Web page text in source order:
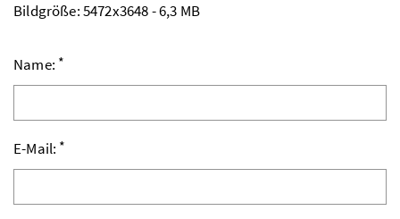
Bildgröße: 5472x3648 - 6,3 MB
Name: *
E-Mail: *